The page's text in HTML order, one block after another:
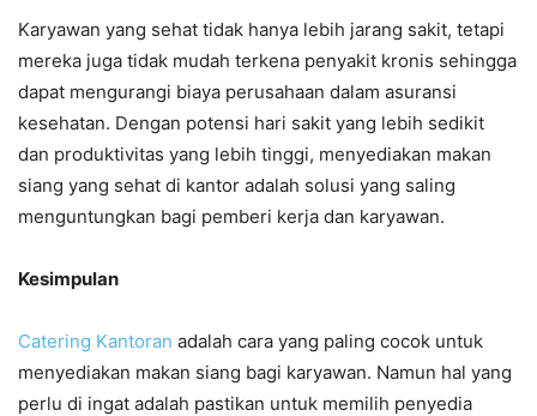
Karyawan yang sehat tidak hanya lebih jarang sakit, tetapi
mereka juga tidak mudah terkena penyakit kronis sehingga
dapat mengurangi biaya perusahaan dalam asuransi
kesehatan. Dengan potensi hari sakit yang lebih sedikit
dan produktivitas yang lebih tinggi, menyediakan makan
siang yang sehat di kantor adalah solusi yang saling
menguntungkan bagi pemberi kerja dan karyawan.
Kesimpulan
Catering Kantoran adalah cara yang paling cocok untuk
menyediakan makan siang bagi karyawan. Namun hal yang
perlu di ingat adalah pastikan untuk memilih penyedia